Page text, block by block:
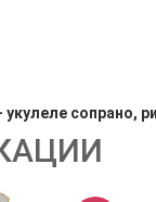
укулеле сопрано,